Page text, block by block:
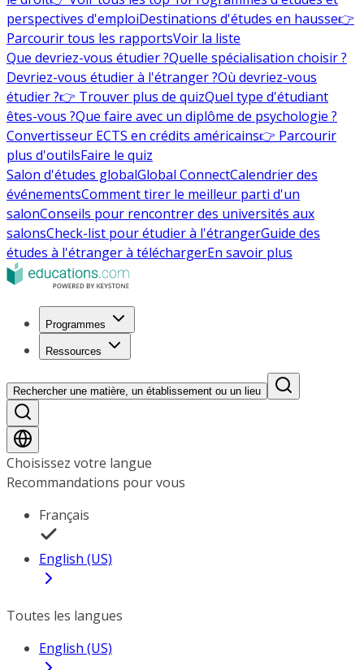
perspectives d'emploiDestinations d'études en hausse👉
Parcourir tous les rapportsVoir la liste
Que devriez-vous étudier ?Quelle spécialisation choisir ?
Devriez-vous étudier à l'étranger ?Où devriez-vous
étudier ?👉 Trouver plus de quizQuel type d'étudiant
êtes-vous ?Que faire avec un diplôme de psychologie ?
Convertisseur ECTS en crédits américains👉 Parcourir
plus d'outilsFaire le quiz
Salon d'études globalGlobal ConnectCalendrier des
événementsComment tirer le meilleur parti d'un
salonConseils pour rencontrer des universités aux
salonsCheck-list pour étudier à l'étrangerGuide des
études à l'étranger à téléchargerEn savoir plus
Programmes
Ressources
Rechercher une matière, un établissement ou un lieu
Choisissez votre langue
Recommandations pour vous
Français
English (US)
Toutes les langues
English (US)